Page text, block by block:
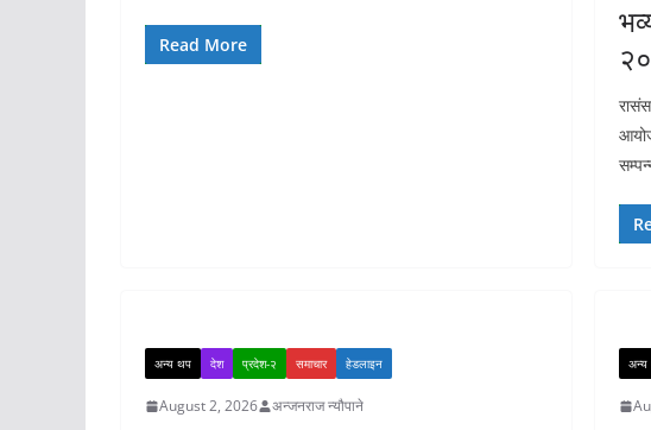
Read More
अन्य थप देश प्रदेश-२ समाचार हेडलाइन
August 2, 2026 अन्जनराज न्यौपाने
अन्य